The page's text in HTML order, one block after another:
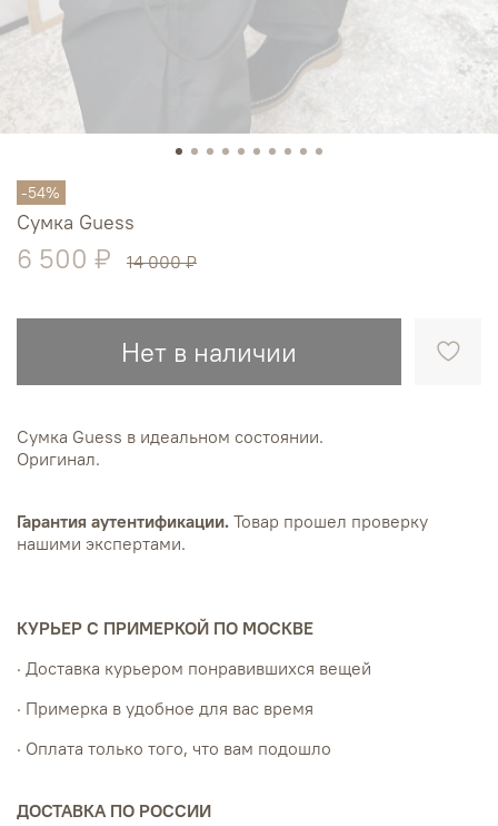
-54%
Сумка Guess
6 500 ₽ 14 000 ₽
Нет в наличии
Сумка Guess в идеальном состоянии.
Оригинал.
Гарантия аутентификации. Товар прошел проверку
нашими экспертами.
КУРЬЕР С ПРИМЕРКОЙ ПО МОСКВЕ
· Доставка курьером понравившихся вещей
· Примерка в удобное для вас время
· Оплата только того, что вам подошло
ДОСТАВКА ПО РОССИИ